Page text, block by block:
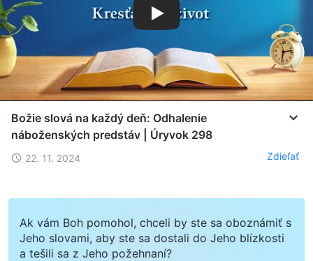
Božie slová na každý deň: Odhalenie
náboženských predstáv | Úryvok 298
22. 11. 2024 Zdieľať
Ak vám Boh pomohol, chceli by ste sa oboznámiť s
Jeho slovami, aby ste sa dostali do Jeho blízkosti
a tešili sa z Jeho požehnaní?